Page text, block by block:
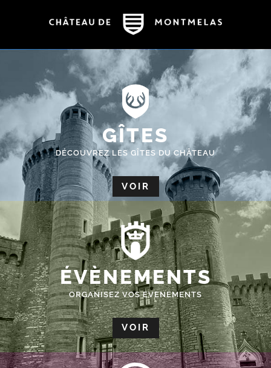
GÎTES
DÉCOUVREZ LES GÎTES DU CHÂTEAU
VOIR
ÉVÈNEMENTS
ORGANISEZ VOS EVENEMENTS
VOIR